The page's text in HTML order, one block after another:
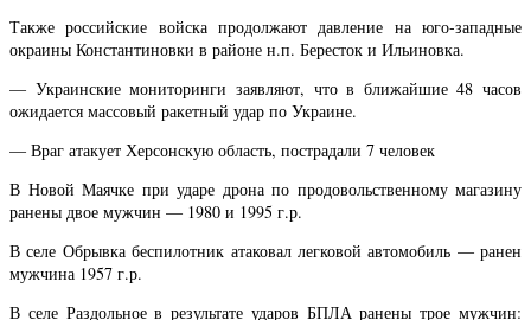
Также российские войска продолжают давление на юго-западные
окраины Константиновки в районе н.п. Бересток и Ильиновка.
— Украинские мониторинги заявляют, что в ближайшие 48 часов
ожидается массовый ракетный удар по Украине.
— Враг атакует Херсонскую область, пострадали 7 человек
В Новой Маячке при ударе дрона по продовольственному магазину
ранены двое мужчин — 1980 и 1995 г.р.
В селе Обрывка беспилотник атаковал легковой автомобиль — ранен
мужчина 1957 г.р.
В селе Раздольное в результате ударов БПЛА ранены трое мужчин: